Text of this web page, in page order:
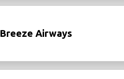
Breeze Airways